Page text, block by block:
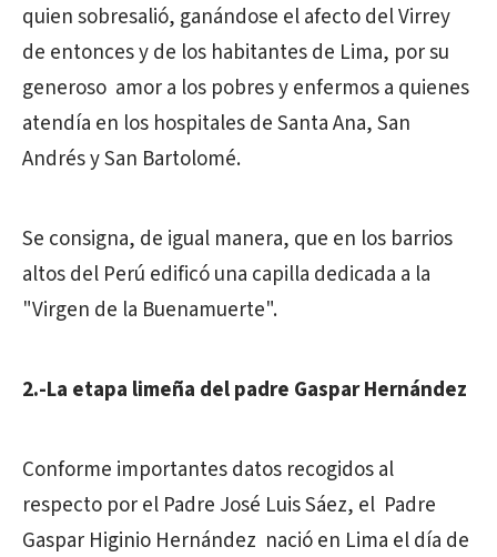
quien sobresalió, ganándose el afecto del Virrey
de entonces y de los habitantes de Lima, por su
generoso amor a los pobres y enfermos a quienes
atendía en los hospitales de Santa Ana, San
Andrés y San Bartolomé.
Se consigna, de igual manera, que en los barrios
altos del Perú edificó una capilla dedicada a la
"Virgen de la Buenamuerte".
2.-La etapa limeña del padre Gaspar Hernández
Conforme importantes datos recogidos al
respecto por el Padre José Luis Sáez, el Padre
Gaspar Higinio Hernández nació en Lima el día de